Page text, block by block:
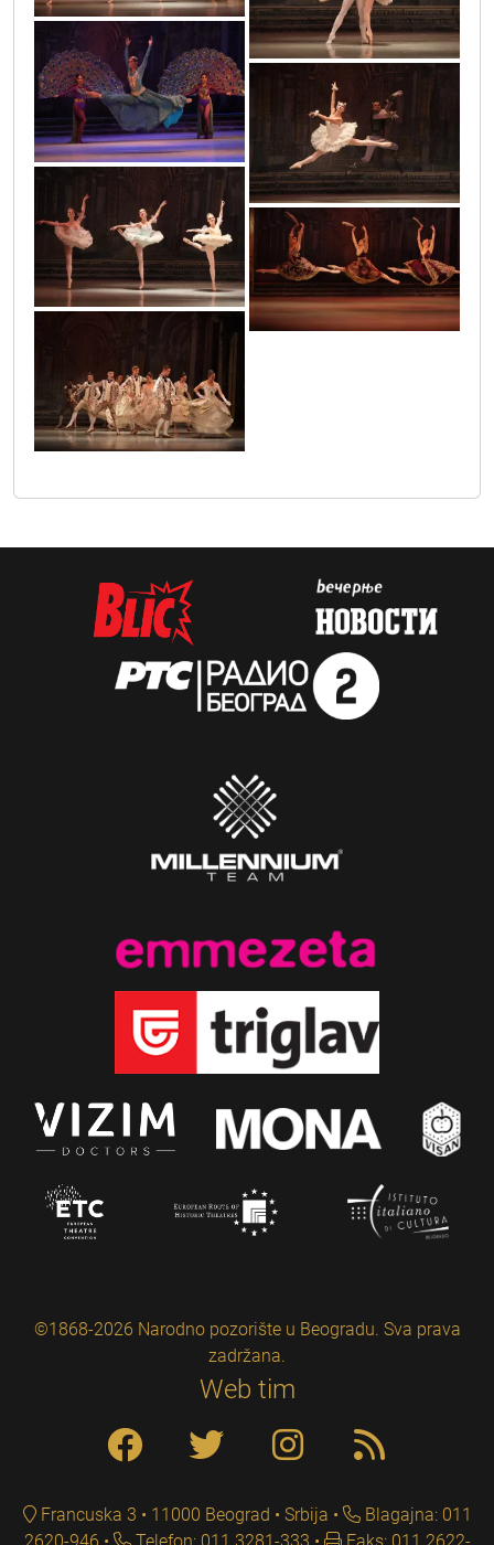
0o3a4180
0o3a4816
0o3a4396
0o3a4168
0o3a4807
©1868-2026 Narodno pozorište u Beogradu. Sva prava
zadržana.
Web tim
Francuska 3 • 11000 Beograd • Srbija
Blagajna: 011